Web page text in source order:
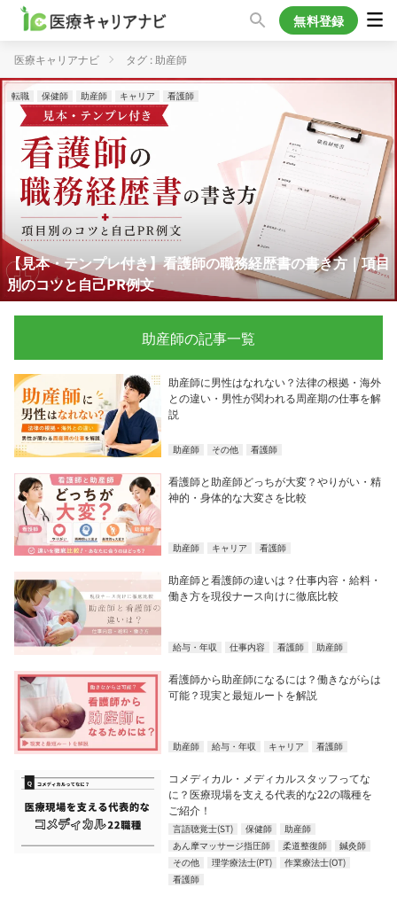
無料登録
医療キャリアナビ タグ : 助産師
転職 保健師 助産師 キャリア 看護師
【見本・テンプレ付き】看護師の職務経歴書の書き方｜項目
別のコツと自己PR例文
助産師の記事一覧
助産師に男性はなれない？法律の根拠・海外
との違い・男性が関われる周産期の仕事を解
説
助産師 その他 看護師
看護師と助産師どっちが大変？やりがい・精
神的・身体的な大変さを比較
助産師 キャリア 看護師
助産師と看護師の違いは？仕事内容・給料・
働き方を現役ナース向けに徹底比較
給与・年収 仕事内容 看護師 助産師
看護師から助産師になるには？働きながらは
可能？現実と最短ルートを解説
助産師 給与・年収 キャリア 看護師
コメディカル・メディカルスタッフってな
に？医療現場を支える代表的な22の職種を
ご紹介！
言語聴覚士(ST) 保健師
助産師
あん摩マッサージ指圧師
柔道整復師
鍼灸師
その他
理学療法士(PT)
作業療法士(OT)
看護師